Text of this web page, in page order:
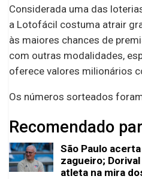
Considerada uma das
a Lotofácil costuma atrair
às maiores chances de
com outras modalidades,
oferece valores milionários
Os números sorteados
Recomendado
São Paulo
zagueiro;
atleta na mira